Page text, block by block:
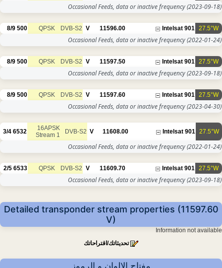
Occasional Feeds, data or inactive frequency(2023-09-18)
27.5°W
Intelsat 901
11596.00
V
DVB-S2
QPSK
500
8/9
Occasional Feeds, data or inactive frequency(2022-01-24)
27.5°W
Intelsat 901
11597.50
V
DVB-S2
QPSK
500
8/9
Occasional Feeds, data or inactive frequency(2023-09-18)
27.5°W
Intelsat 901
11597.60
V
DVB-S2
QPSK
500
8/9
Occasional Feeds, data or inactive frequency(2023-04-30)
27.5°W
Intelsat 901
11608.00
V
DVB-S2
16APSK
Stream 1
6532
3/4
Occasional Feeds, data or inactive frequency(2022-01-24)
27.5°W
Intelsat 901
11609.70
V
DVB-S2
QPSK
6533
2/5
Occasional Feeds, data or inactive frequency(2023-09-18)
Detailed transponder stream properties (11597.60
V)
Information not available
تحديثاتك/اقتراحاتك
مفتاح الالوان و الرموز